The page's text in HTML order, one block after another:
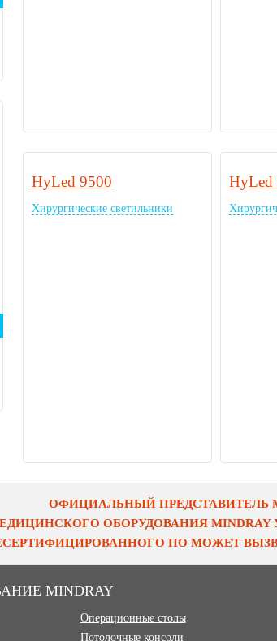
HyLed 9500
Хирургические светильники
HyLed
ОФИЦИАЛЬНЫЙ ПРЕДСТАВИТЕЛЬ
ОБОРУДОВАНИЯ
ПО МОЖЕТ
MINDRAY
Операционные столы
Потолочные консоли